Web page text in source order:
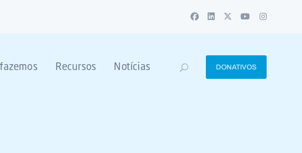
Recursos Notícias DONATIVOS